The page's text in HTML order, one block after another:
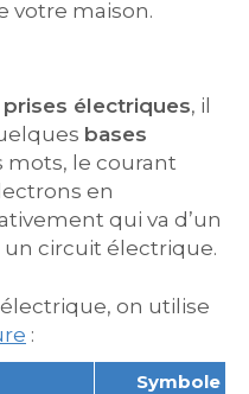
votre maison.
prises électriques, il
bases
mots, le courant
en
qui va d’un
un circuit électrique.
on utilise
:
Symbole